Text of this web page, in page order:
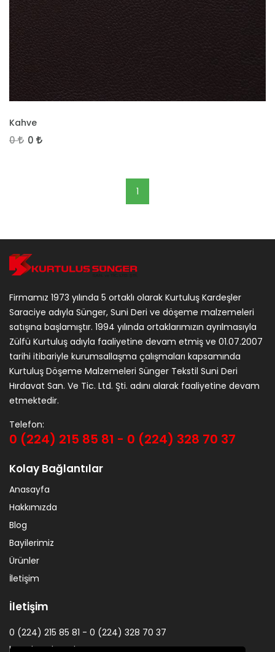
İNCELE
Kahve
0 0
1
Firmamız 1973 yılında 5 ortaklı olarak Kurtuluş Kardeşler
Saraciye adıyla Sünger, Suni Deri ve döşeme malzemeleri
satışına başlamıştır. 1994 yılında ortaklarımızın ayrılmasıyla
Zülfü Kurtuluş adıyla faaliyetine devam etmiş ve 01.07.2007
tarihi itibariyle kurumsallaşma çalışmaları kapsamında
Kurtuluş Döşeme Malzemeleri Sünger Tekstil Suni Deri
Hırdavat San. Ve Tic. Ltd. Şti. adını alarak faaliyetine devam
etmektedir.
Telefon:
0 (224) 215 85 81 - 0 (224) 328 70 37
Kolay Bağlantılar
Anasayfa
Hakkımızda
Blog
Bayilerimiz
Ürünler
İletişim
İletişim
0 (224) 215 85 81 - 0 (224) 328 70 37
kurtulus@kurtulussunger.com